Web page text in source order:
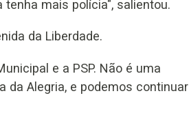
mais polícia", salientou.
da Liberdade.
e a PSP. Não é uma
da Alegria, e podemos continuar